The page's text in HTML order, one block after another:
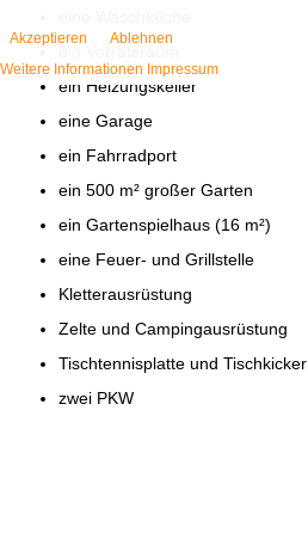
ein Heizungskeller
eine Garage
ein Fahrradport
ein 500 m² großer Garten
ein Gartenspielhaus (16 m²)
eine Feuer- und Grillstelle
Kletterausrüstung
Zelte und Campingausrüstung
Tischtennisplatte und Tischkicker
zwei PKW
Akzeptieren
Ablehnen
Weitere Informationen Impressum